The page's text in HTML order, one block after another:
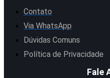
Contato
Via WhatsApp
Dúvidas Comuns
Política de Privacidade
Fale